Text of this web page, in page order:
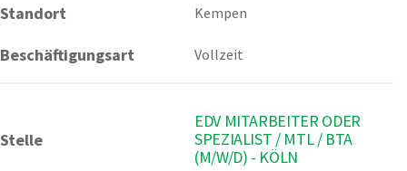
Standort Kempen
Beschäftigungsart Vollzeit
Stelle
EDV MITARBEITER ODER
SPEZIALIST / MTL / BTA
(M/W/D) - KÖLN